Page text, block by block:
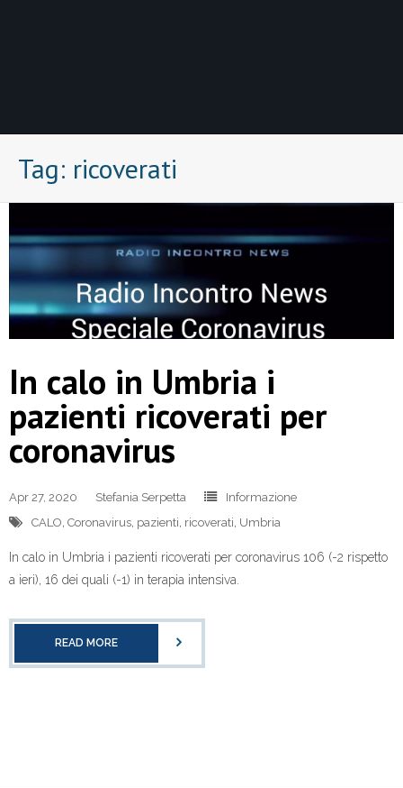
Tag: ricoverati
In calo in Umbria i
pazienti ricoverati per
coronavirus
Apr 27, 2020 Stefania Serpetta
Informazione
CALO Coronavirus pazienti ricoverati Umbria
In calo in Umbria i pazienti ricoverati per coronavirus 106 (-2 rispetto
a ieri), 16 dei quali (-1) in terapia intensiva.
READ MORE